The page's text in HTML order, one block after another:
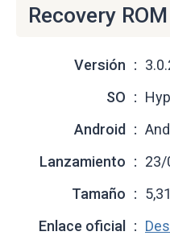
Recovery ROM
Versión
SO
Android
Lanzamiento
23/
Tamaño
Enlace oficial